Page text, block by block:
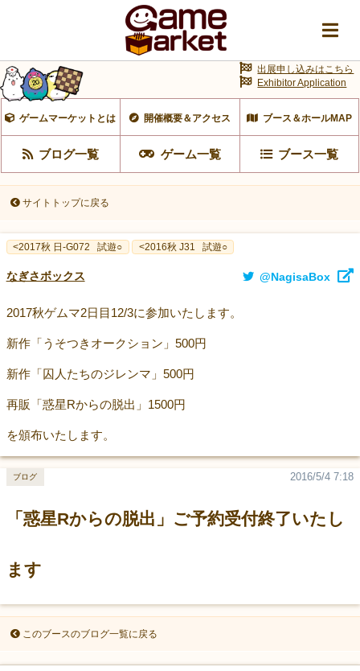
ゲームマーケットとは 開催概要＆アクセス ブース＆ホールMAP
ブログ一覧 ゲーム一覧 ブース一覧
出展申し込みはこちら
Exhibitor Application
サイトトップに戻る
<2017秋 日-G072 試遊○ <2016秋 J31 試遊○
なぎさボックス @NagisaBox
2017秋ゲムマ2日目12/3に参加いたします。
新作「うそつきオークション」500円
新作「囚人たちのジレンマ」500円
再販「惑星Rからの脱出」1500円
を頒布いたします。
「惑星Rからの脱出」ご予約受付終了いたし
ます
2016/5/4 7:18
ブログ
このブースのブログ一覧に戻る